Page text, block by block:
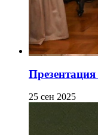
25 сен 2025